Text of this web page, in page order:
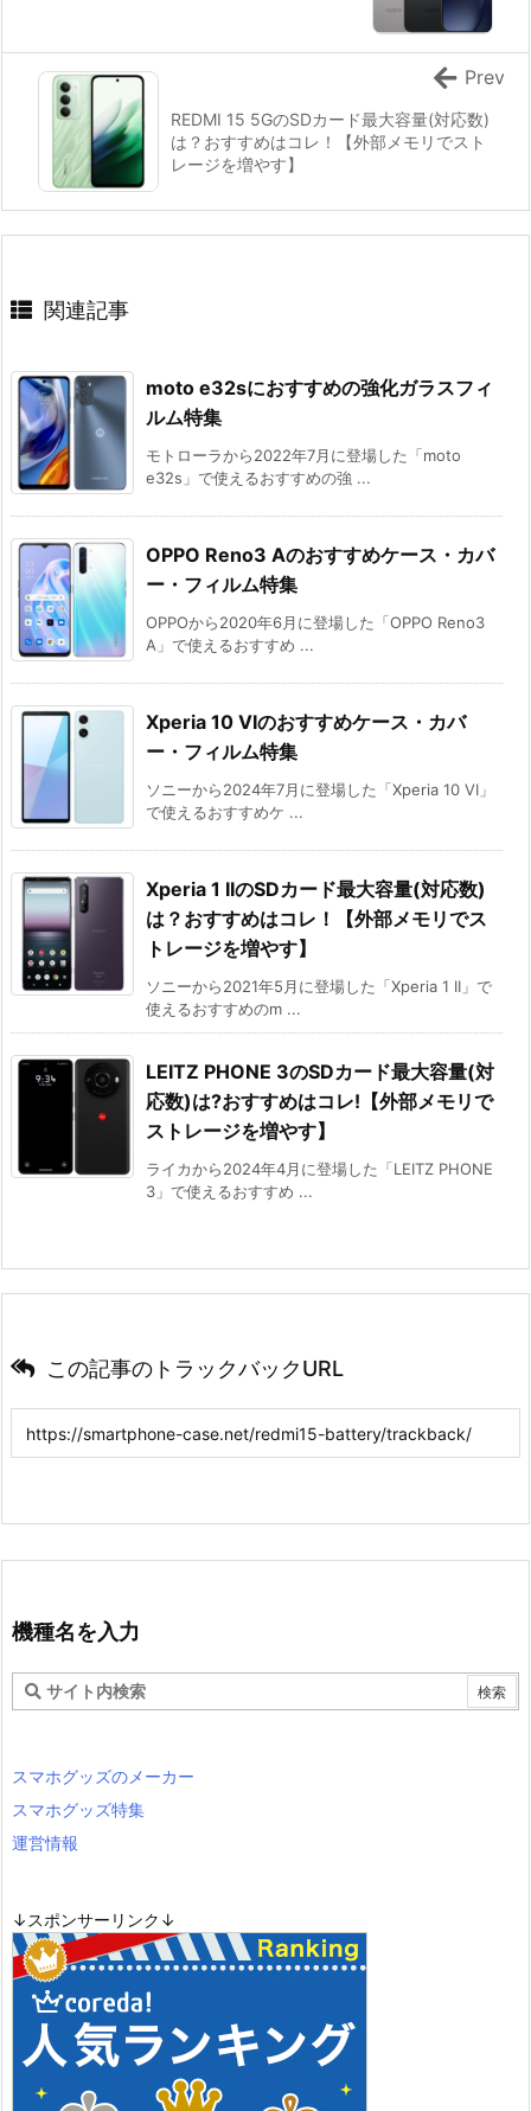
REDMI 15 5GのSDカード最大容量(対応数)
は？おすすめはコレ！【外部メモリでスト
レージを増やす】
Prev
関連記事
moto e32sにおすすめの強化ガラスフィ
ルム特集
モトローラから2022年7月に登場した「moto
e32s」で使えるおすすめの強 ...
OPPO Reno3 Aのおすすめケース・カバ
ー・フィルム特集
OPPOから2020年6月に登場した「OPPO Reno3
A」で使えるおすすめ ...
Xperia 10 VIのおすすめケース・カバ
ー・フィルム特集
ソニーから2024年7月に登場した「Xperia 10 VI」
で使えるおすすめケ ...
Xperia 1 IIのSDカード最大容量(対応数)
は？おすすめはコレ！【外部メモリでス
トレージを増やす】
ソニーから2021年5月に登場した「Xperia 1 II」で
使えるおすすめのm ...
LEITZ PHONE 3のSDカード最大容量(対
応数)は?おすすめはコレ!【外部メモリで
ストレージを増やす】
ライカから2024年4月に登場した「LEITZ PHONE
3」で使えるおすすめ ...
この記事のトラックバックURL
機種名を入力
スマホグッズのメーカー
スマホグッズ特集
運営情報
↓スポンサーリンク↓